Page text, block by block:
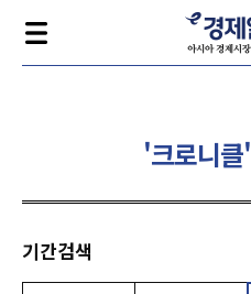
'크로니클'
기간검색